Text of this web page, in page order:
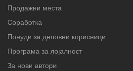
Продажни места
Соработка
Понуди за деловни корисници
Програма за лојалност
За нови автори